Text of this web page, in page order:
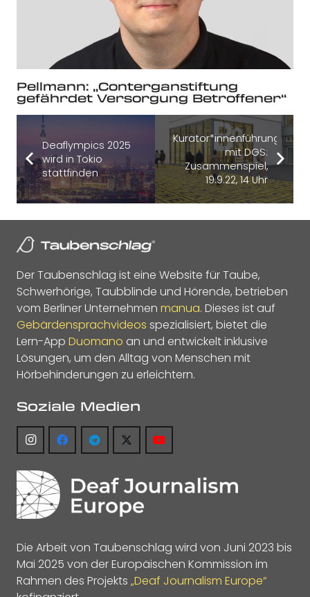
Pellmann: „Conterganstiftung
gefährdet Versorgung Betroffener“
Deaflympics 2025
wird in Tokio
stattfinden
Kurator*innenführung
mit DGS:
Zusammenspiel,
19.9.22, 14 Uhr
Der Taubenschlag ist eine Website für Taube,
Schwerhörige, Taubblinde und Hörende, betrieben
vom Berliner Unternehmen manua. Dieses ist auf
Gebärdensprachvideos spezialisiert, bietet die
Lern-App Duomano an und entwickelt inklusive
Lösungen, um den Alltag von Menschen mit
Hörbehinderungen zu erleichtern.
Soziale Medien
Die Arbeit von Taubenschlag wird von Juni 2023 bis
Mai 2025 von der Europäischen Kommission im
Rahmen des Projekts „Deaf Journalism Europe“